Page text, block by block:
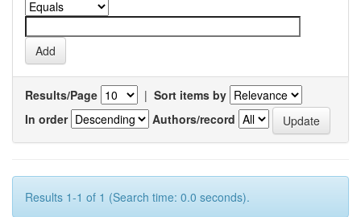
Results/Page | Sort items by
In order
Authors/record
Results 1-1 of 1 (Search time: 0.0 seconds).